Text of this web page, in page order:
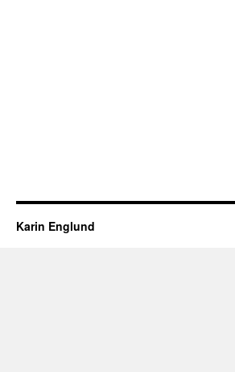
Karin Englund